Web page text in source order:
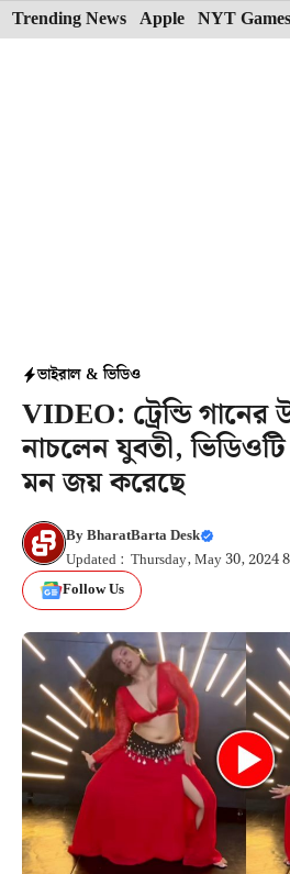
Skip
to
Trending News Apple NYT Games
ভাইরাল & ভিডিও
VIDEO: ট্রেন্ডি গানের
নাচলেন যুবতী,
মন জয় করেছে
ByBharatBarta Desk
Updated : Thursday, May 30, 2024
Follow Us